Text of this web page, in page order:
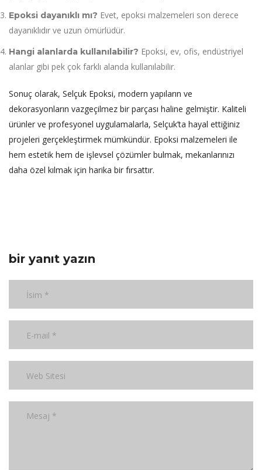
Epoksi dayanıklı mı? Evet, epoksi malzemeleri son derece
dayanıklıdır ve uzun ömürlüdür.
Hangi alanlarda kullanılabilir? Epoksi, ev, ofis, endüstriyel
alanlar gibi pek çok farklı alanda kullanılabilir.
Sonuç olarak, Selçuk Epoksi, modern yapıların ve
dekorasyonların vazgeçilmez bir parçası haline gelmiştir. Kaliteli
ürünler ve profesyonel uygulamalarla, Selçuk’ta hayal ettiğiniz
projeleri gerçekleştirmek mümkündür. Epoksi malzemeleri ile
hem estetik hem de işlevsel çözümler bulmak, mekanlarınızı
daha özel kılmak için harika bir fırsattır.
bir yanıt yazın